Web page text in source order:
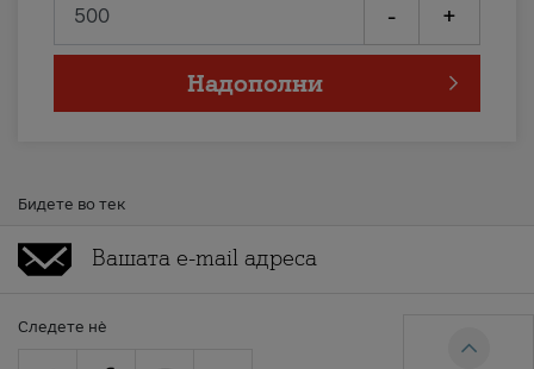
- +
Надополни
Бидете во тек
Следете нè